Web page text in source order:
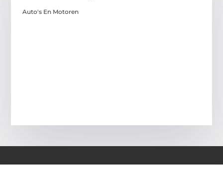
Auto's En Motoren